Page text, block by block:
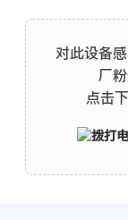
对此设备
厂
点击